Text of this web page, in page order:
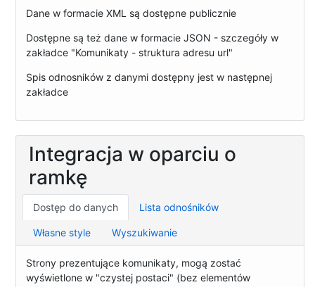
Dane w formacie XML są dostępne publicznie
Dostępne są też dane w formacie JSON - szczegóły w
zakładce "Komunikaty - struktura adresu url"
Spis odnosników z danymi dostępny jest w następnej
zakładce
Integracja w oparciu o
ramkę
Dostęp do danych Lista odnośników
Własne style Wyszukiwanie
Strony prezentujące komunikaty, mogą zostać
wyświetlone w "czystej postaci" (bez elementów